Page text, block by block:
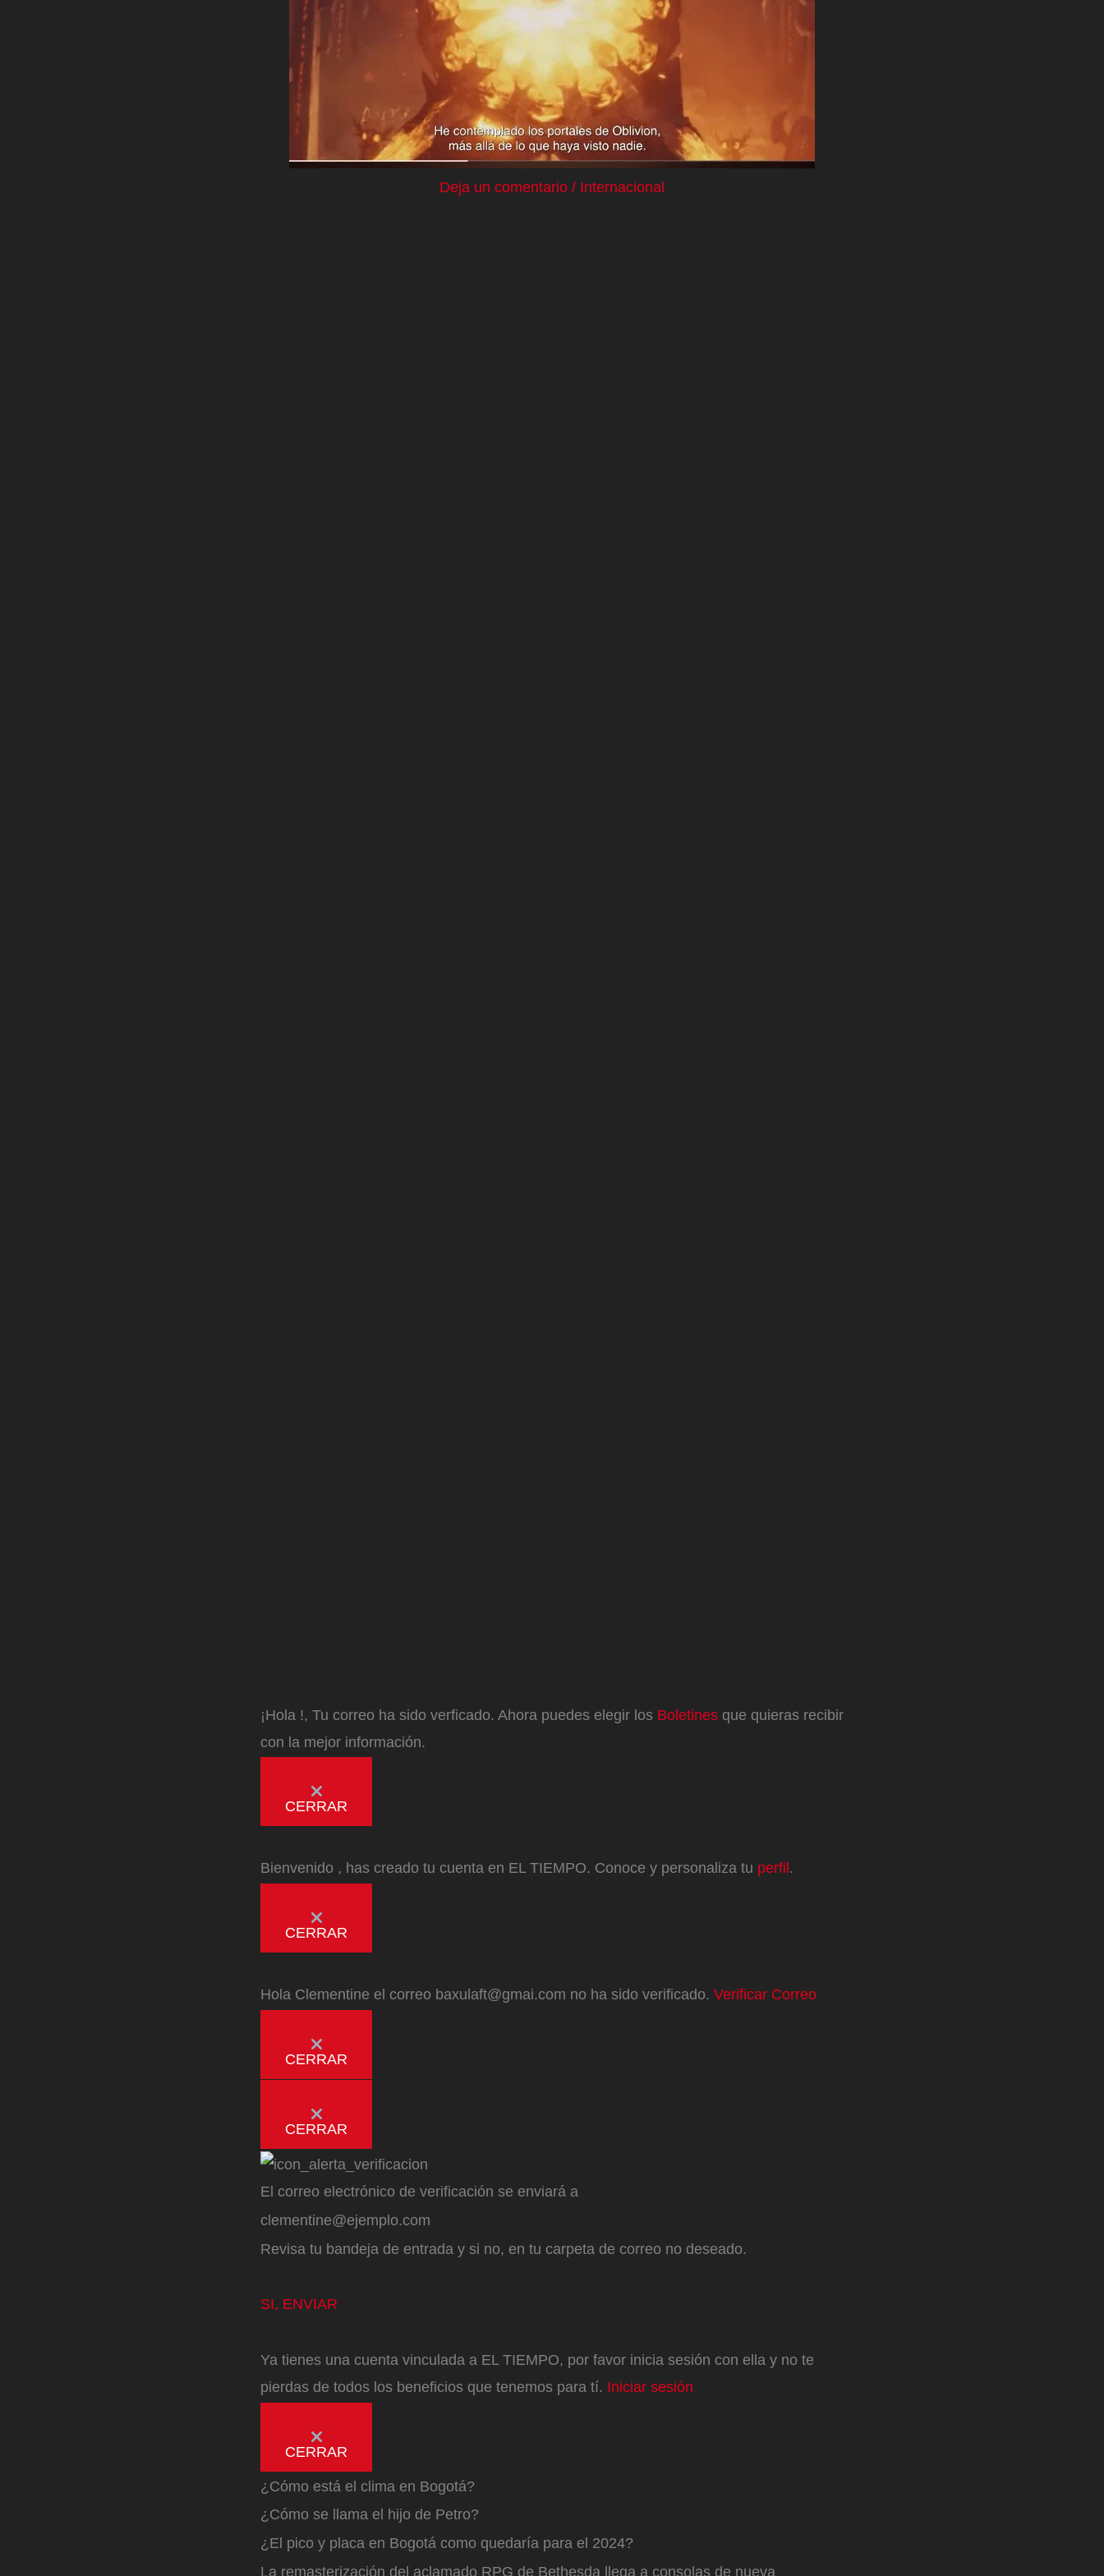
Deja un comentario / Internacional
¡Hola !, Tu correo ha sido verficado. Ahora puedes elegir los Boletines que quieras recibir
con la mejor información.
CERRAR
Bienvenido , has creado tu cuenta en EL TIEMPO. Conoce y personaliza tu perfil .
CERRAR
Hola Clementine el correo baxulaft@gmai.com no ha sido verificado. Verificar Correo
CERRAR
CERRAR
El correo electrónico de verificación se enviará a
clementine@ejemplo.com
Revisa tu bandeja de entrada y si no, en tu carpeta de correo no deseado.
SI, ENVIAR
Ya tienes una cuenta vinculada a EL TIEMPO, por favor inicia sesión con ella y no te
pierdas de todos los beneficios que tenemos para tí. Iniciar sesión
CERRAR
¿Cómo está el clima en Bogotá?
¿Cómo se llama el hijo de Petro?
¿El pico y placa en Bogotá como quedaría para el 2024?
La remasterización del aclamado RPG de Bethesda llega a consolas de nueva